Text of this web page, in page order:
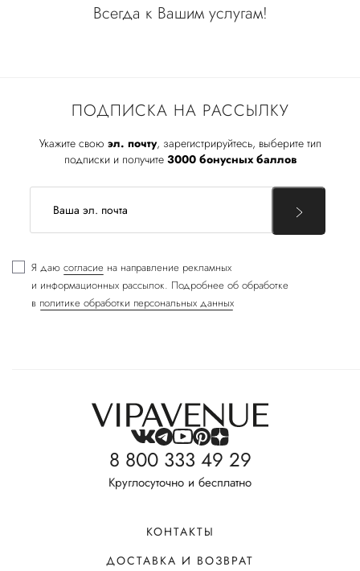
ПОДПИСКА НА РАССЫЛКУ
Укажите свою эл. почту, зарегистрируйтесь, выберите тип
подписки и получите 3000 бонусных баллов
Я даю согласие на направление рекламных
и информационных рассылок. Подробнее об обработке
в политике обработки персональных данных
Всегда к Вашим услугам!
8 800 333 49 29
Круглосуточно и бесплатно
КОНТАКТЫ
ДОСТАВКА И ВОЗВРАТ